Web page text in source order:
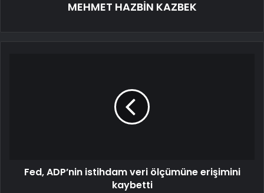
MEHMET HAZBİN KAZBEK
Fed, ADP’nin istihdam veri ölçümüne erişimini
kaybetti